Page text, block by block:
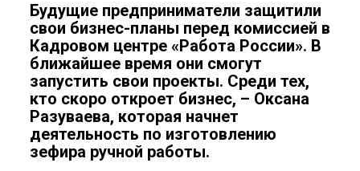
Будущие предприниматели защитили
свои бизнес-планы перед комиссией в
Кадровом центре «Работа России». В
ближайшее время они смогут
запустить свои проекты. Среди тех,
кто скоро откроет бизнес, – Оксана
Разуваева, которая начнет
деятельность по изготовлению
зефира ручной работы.